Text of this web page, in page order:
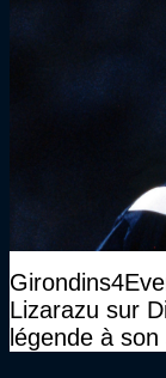
Lizarazu sur
légende à